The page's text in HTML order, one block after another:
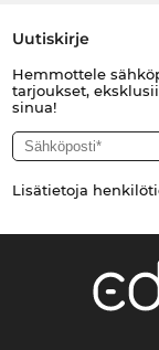
Uutiskirje
Hemmottele
tarjoukset,
sinua!
Lisätietoja